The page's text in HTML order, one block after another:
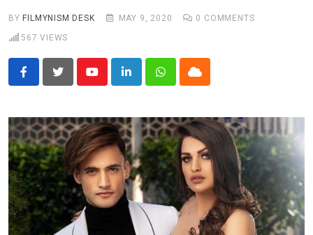
STARRY SIDES
BY FILMYNISM DESK MAY 9, 2020 0 COMMENTS
567 VIEWS
YoutubeLinkedInWhatsappCloud